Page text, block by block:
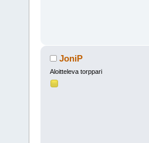
JoniP
Aloitteleva torppari